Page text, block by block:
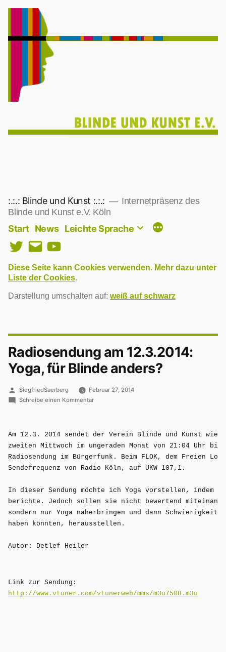
Zum
springen
:.:.: Blinde und Kunst :.:.:
Internetpräsenz des
Blinde und Kunst e.V. Köln
Start News Leichte Sprache
TwitterE-
YouTube
Diese Seite kann Cookies verwenden. Mehr dazu unter
Liste der Cookies.
Darstellung umschalten auf: weiß auf schwarz
Radiosendung am 12.3.2014:
Yoga, für Blinde anders?
Veröffentlicht
von
SiegfriedSaerberg
Februar 27, 2014
Schreibe einen Kommentarzu
12.3.2014:
für
Blinde
anders?
Am 12.3. 2014 sendet der Verein Blinde und Kunst wie
zweiten Mittwoch im ungeraden Monat von 21:04 Uhr
Radiosendung im Bürgerfunk. Beim FLOK, dem Freien
Sendefrequenz von Radio Köln, auf UKW 107,1.
In dieser Sendung möchte ich Yoga vorstellen, indem
berichte. Jedoch sollen sie nicht bewertend
sondern nur Yoga näherbringen und dann
haben könnten, herausstellen.
Autor: Detlef Heiler
Link zur Sendung:
http://www.vtuner.com/vtunerweb/mms/m3u7508.m3u